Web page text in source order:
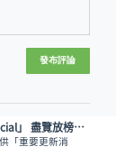
發布評論
DSE2026│「文憑試Special」 盡覽放榜升學出路最新資訊
「重要更新消